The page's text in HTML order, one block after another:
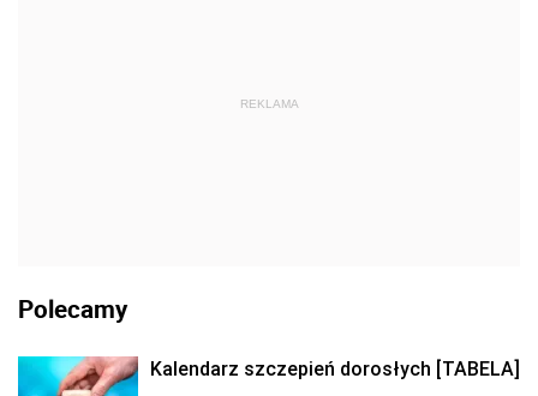
REKLAMA
Polecamy
Kalendarz szczepień dorosłych [TABELA]